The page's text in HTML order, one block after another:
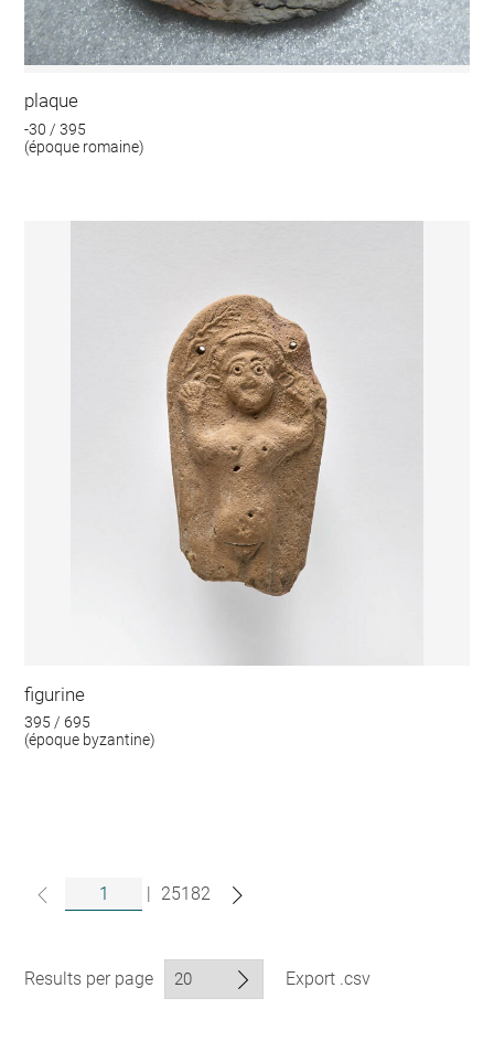
plaque
-30 / 395
(époque romaine)
figurine
395 / 695
(époque byzantine)
| 25182
Results per page Export .csv